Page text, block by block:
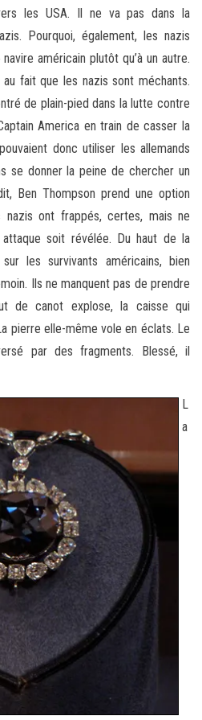
les USA. Il ne va pas dans la
Pourquoi, également, les nazis
américain plutôt qu’à un autre.
fait que les nazis sont méchants.
de plain-pied dans la lutte contre
America en train de casser la
donc utiliser les allemands
se donner la peine de chercher un
Ben Thompson prend une option
ont frappés, certes, mais ne
soit révélée. Du haut de la
les survivants américains, bien
Ils ne manquent pas de prendre
de canot explose, la caisse qui
pierre elle-même vole en éclats. Le
par des fragments. Blessé, il
L
a